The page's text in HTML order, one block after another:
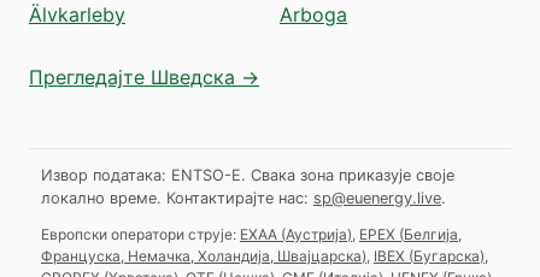
Älvkarleby
Arboga
Прегледајте Шведска →
Извор података: ENTSO-E. Свака зона приказује своје
локално време. Контактирајте нас: sp@euenergy.live.
Европски оператори струје: EXAA (Аустрија) EPEX (Белгија,
Француска, Немачка, Холандија, Швајцарска) IBEX (Бугарска)